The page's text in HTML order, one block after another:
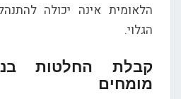
הלאומית אינה יכולה
הגלוי.
קבלת החלטות
מומחים